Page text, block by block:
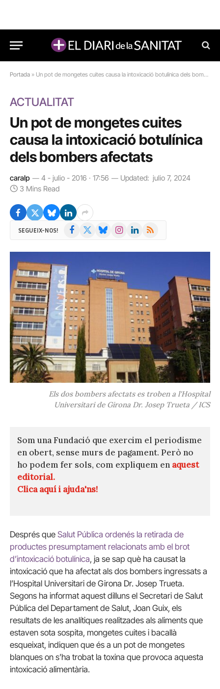
Portada » Un pot de mongetes cuites causa la intoxicació botulínica dels bombers afectats
ACTUALITAT
Un pot de mongetes cuites
causa la intoxicació botulínica
dels bombers afectats
caralp 4 - julio - 2016 · 17:56 Updated: julio 7, 2024
3 Mins Read
SEGUEIX-NOS! Facebook BlueskyInstagramLinkedIn
RSS
Els dos bombers afectats es troben a l'Hospital
Universitari de Girona Dr. Josep Trueta / ICS
Som una Fundació que exercim el periodisme
en obert, sense murs de pagament. Però no
ho podem fer sols, com expliquem en aquest
editorial.
Clica aquí i ajuda'ns!
Després que Salut Pública ordenés la retirada de
productes presumptament relacionats amb el brot
d’intoxicació botulínica, ja se sap què ha causat la
intoxicació que ha afectat als dos bombers ingressats a
l’Hospital Universitari de Girona Dr. Josep Trueta.
Segons ha informat aquest dilluns el Secretari de Salut
Pública del Departament de Salut, Joan Guix, els
resultats de les analítiques realitzades als aliments que
estaven sota sospita, mongetes cuites i bacallà
esqueixat, indiquen que és a un pot de mongetes
blanques on s’ha trobat la toxina que provoca aquesta
intoxicació alimentària.